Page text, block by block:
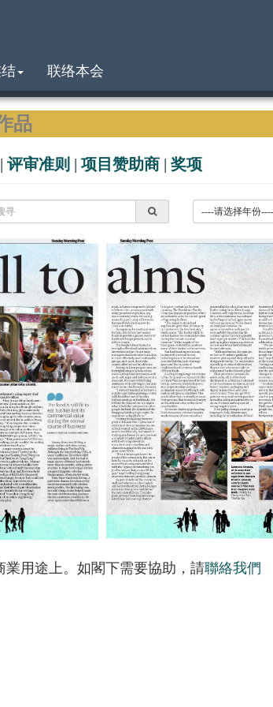
联络本会
品
| 评审准则 | 项目赞助商 | 奖项
用途上。如閣下需要協助，請聯絡我們